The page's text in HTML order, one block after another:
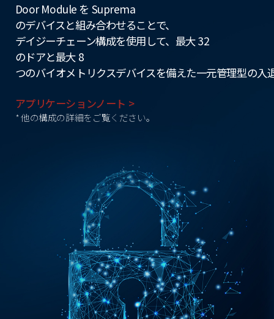
Door Module を Suprema
のデバイスと組み合わせることで、
デイジーチェーン構成を使用して、最大 32
のドアと最大 8
つのバイオメトリクスデバイスを備えた一元管理型の
アプリケーションノート >
* 他の構成の詳細をご覧ください。